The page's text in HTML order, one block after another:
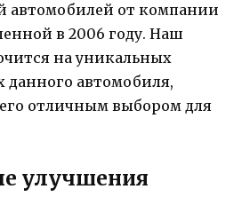
автомобилей от компании
в 2006 году. Наш
на уникальных
данного автомобиля,
отличным выбором для
улучшения